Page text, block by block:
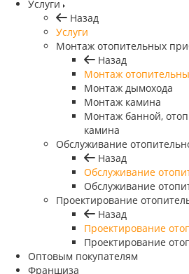
Услуги
Назад
Услуги
Монтаж отопительных
Назад
Монтаж
Монтаж дымохода
Монтаж камина
Монтаж банной,
камина
Обслуживание
Назад
Обслуживание
Обслуживание
Проектирование
Назад
Проектирование
Проектирование
Оптовым покупателям
Франшиза